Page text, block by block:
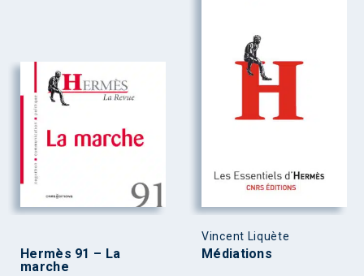
Hermès 91 – La
marche
Vincent Liquète
Médiations